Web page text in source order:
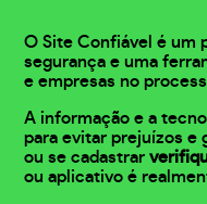
O Site Confiável é um
segurança e uma
e empresas no
A informação e a
para evitar prejuízos e
ou se cadastrar
ou aplicativo é